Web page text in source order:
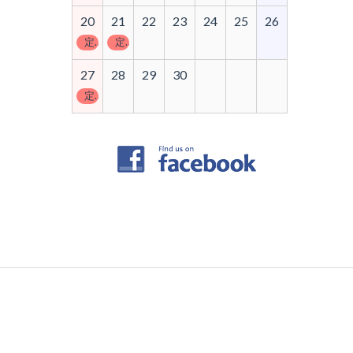
20
定休日
21
定休日
22 23 24 25 26
27
定休日
28 29 30